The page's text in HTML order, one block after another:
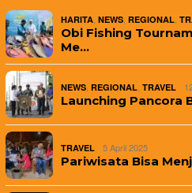
HARITA NEWS REGIONAL
Obi Fishing
Me…
NEWS REGIONAL TRAVEL
Launching Pancora
TRAVEL 5 April 2025
Pariwisata Bisa